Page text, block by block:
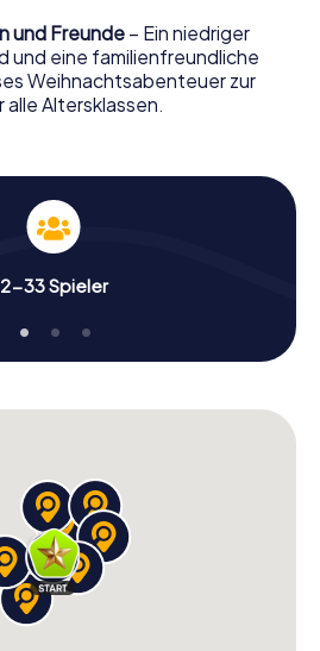
Sie Ihren Kollegen also
des Jahres und planen Sie
als Programmpunkt Ihrer
und Freunde – Ein niedriger
und eine familienfreundliche
Weihnachtsabenteuer zur
Altersklassen.
2-33 Spieler